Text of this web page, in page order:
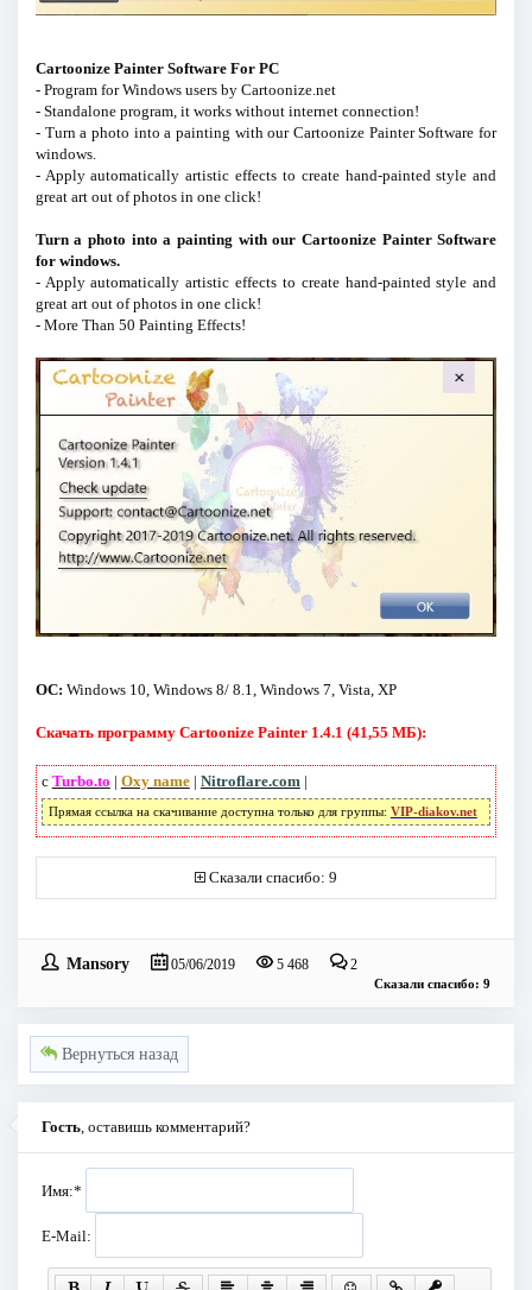
Cartoonize Painter Software For PC
- Program for Windows users by Cartoonize.net
- Standalone program, it works without internet connection!
- Turn a photo into a painting with our Cartoonize Painter Software for
windows.
- Apply automatically artistic effects to create hand-painted style and
great art out of photos in one click!
Turn a photo into a painting with our Cartoonize Painter Software
for windows.
- Apply automatically artistic effects to create hand-painted style and
great art out of photos in one click!
- More Than 50 Painting Effects!
ОС: Windows 10, Windows 8/ 8.1, Windows 7, Vista, XP
Скачать программу Cartoonize Painter 1.4.1 (41,55 МБ):
с Turbo.to | Oxy name| Nitroflare.com|
Прямая ссылка на скачивание доступна только для группы: VIP-diakov.net
Сказали спасибо: 9
Mansory 05/06/2019 5 468 2
Сказали спасибо: 9
Вернуться назад
Гость, оставишь комментарий?
Имя:*
E-Mail: